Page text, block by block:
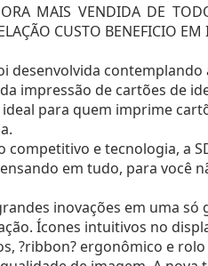
MAIS VENDIDA DE
CUSTO BENEFICIO EM
desenvolvida
impressão de cartões de
ideal para quem imprime
competitivo e tecnologia, a
em tudo, para você
inovações em uma só
Ícones intuitivos no
?ribbon? ergonômico e